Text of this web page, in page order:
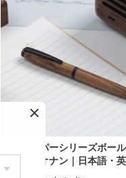
【ウィスパーシリーズボール
台湾シャオナン｜日本語・
タム（単品）